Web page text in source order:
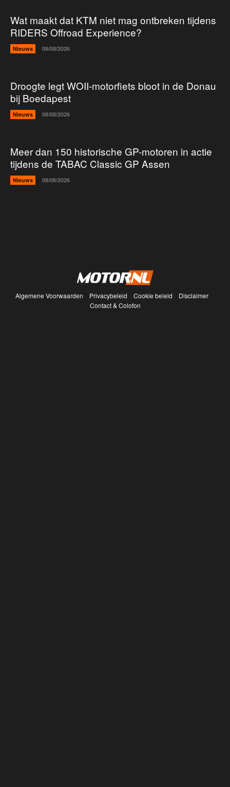
Wat maakt dat KTM niet mag ontbreken tijdens
RIDERS Offroad Experience?
Nieuws 09/08/2026
Droogte legt WOII-motorfiets bloot in de Donau
bij Boedapest
Nieuws 08/08/2026
Meer dan 150 historische GP-motoren in actie
tijdens de TABAC Classic GP Assen
Nieuws 08/08/2026
Algemene Voorwaarden Privacybeleid Cookie beleid
Disclaimer
Contact & Colofon